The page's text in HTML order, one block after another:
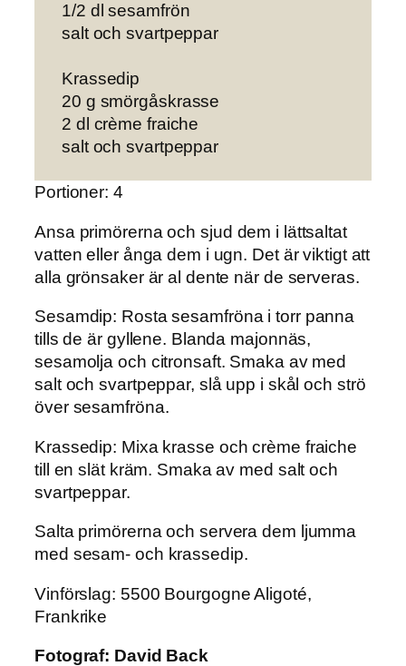
1/2 dl sesamfrön
salt och svartpeppar
Krassedip
20 g smörgåskrasse
2 dl crème fraiche
salt och svartpeppar
Portioner: 4
Ansa primörerna och sjud dem i lättsaltat
vatten eller ånga dem i ugn. Det är viktigt att
alla grönsaker är al dente när de serveras.
Sesamdip: Rosta sesamfröna i torr panna
tills de är gyllene. Blanda majonnäs,
sesamolja och citronsaft. Smaka av med
salt och svartpeppar, slå upp i skål och strö
över sesamfröna.
Krassedip: Mixa krasse och crème fraiche
till en slät kräm. Smaka av med salt och
svartpeppar.
Salta primörernaoch servera dem ljumma
med sesam- och krassedip.
Vinförslag: 5500 Bourgogne Aligoté,
Frankrike
Fotograf: David Back